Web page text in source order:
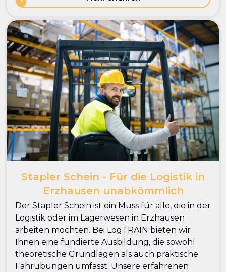
Stapler Schein - Für die Logistik in
Erzhausen unabkömmlich
Der Stapler Schein ist ein Muss für alle, die in der
Logistik oder im Lagerwesen in Erzhausen
arbeiten möchten. Bei LogTRAIN bieten wir
Ihnen eine fundierte Ausbildung, die sowohl
theoretische Grundlagen als auch praktische
Fahrübungen umfasst. Unsere erfahrenen